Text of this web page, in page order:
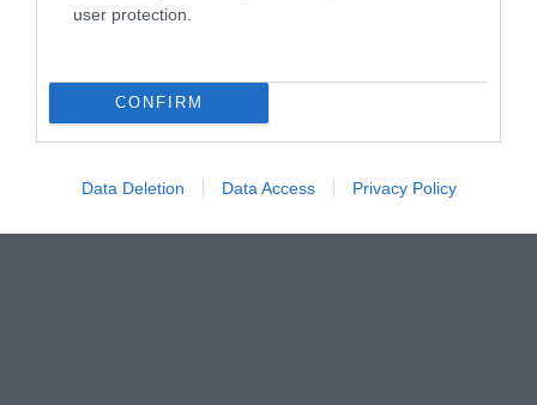
user protection.
CONFIRM
Data Deletion Data Access Privacy Policy